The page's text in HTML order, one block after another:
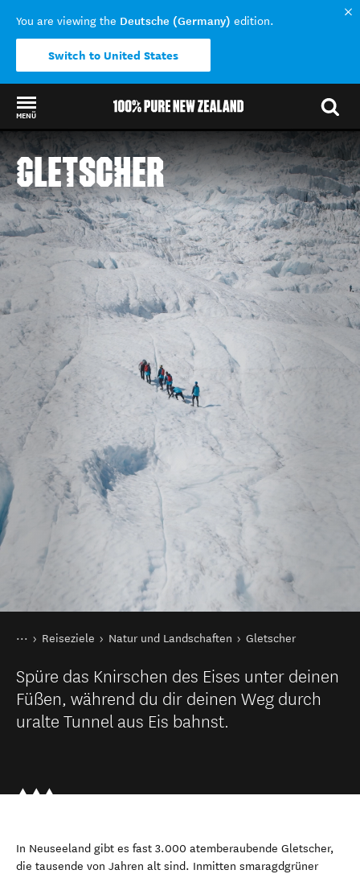
You are viewing the Deutsche (Germany) edition.
Switch to United States
MENÜ
Back to my results
GLETSCHER
Sie sind hier
Startseite
Reiseziele Natur und Landschaften Gletscher
Spüre das Knirschen des Eises unter deinen
Füßen, während du dir deinen Weg durch
uralte Tunnel aus Eis bahnst.
In Neuseeland gibt es fast 3.000 atemberaubende Gletscher,
die tausende von Jahren alt sind. Inmitten smaragdgrüner